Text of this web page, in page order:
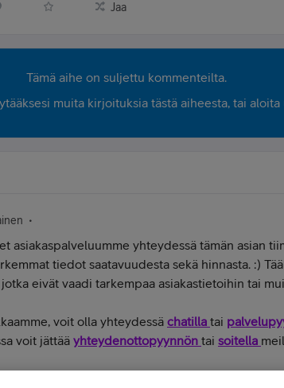
Jaa
Tämä aihe on suljettu kommenteilta.
muita kirjoituksia tästä aiheesta, tai aloita
asiakaspalveluumme yhteydessä tämän asian
tiedot saatavuudesta sekä hinnasta. :)
jotka eivät vaadi tarkempaa asiakastietoihin tai
voit olla yhteydessä chatilla tai
voit jättää yhteydenottopyynnön tai soitella